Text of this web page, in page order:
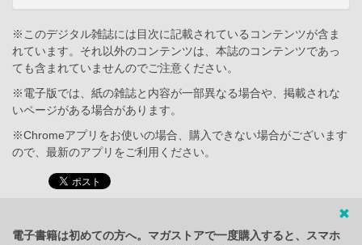
※このデジタル雑誌には目次に記載されているコンテンツが含ま
れています。それ以外のコンテンツは、本誌のコンテンツであっ
ても含まれていませんのでご注意ください。
※電子版では、紙の雑誌と内容が一部異なる場合や、掲載されな
いページがある場合があります。
※Chromeアプリをお使いの場合、購入できない場合がございます
ので、最新のアプリをご利用ください。
電子書籍は初めての方へ。マガストアで一度購入すると、スマホ